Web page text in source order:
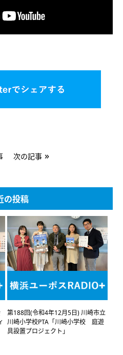
次の記事 »
の投稿
第188回(令和4年12月5日) 川崎市立
川崎小学校PTA「川崎小学校 庭遊
具設置プロジェクト」